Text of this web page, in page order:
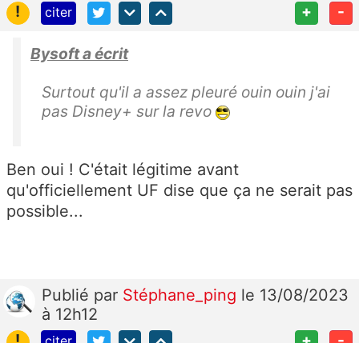
!
citer + -
Bysoft a écrit
Surtout qu'il a assez pleuré ouin ouin j'ai
pas Disney+ sur la revo
Ben oui ! C'était légitime avant
qu'officiellement UF dise que ça ne serait pas
possible...
Publié par Stéphane_ping le 13/08/2023
à 12h12